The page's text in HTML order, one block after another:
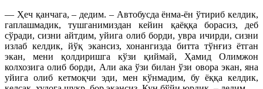
— Ҳеч қанчага, – дедим. – Автобусда ёнма-ён ўтириб келдик,
гаплашмадик, тушганимиздан кейин қаёққа борасиз, деб
сўради, сизни айтдим, уйига олиб борди, увра ичирди, сизни
излаб келдик, йўқ экансиз, хонангизда битта тўнғиз ётган
экан, мени қолдиришга кўзи қиймай, Ҳамид Олимжон
колхозига олиб борди, Али ака ўзи билан ўзи овора экан, яна
уйига олиб кетмоқчи эди, мен кўнмадим, бу ёққа келдик,